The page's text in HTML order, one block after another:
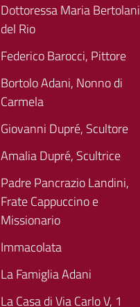
Dottoressa Maria Bertolani
del Rio
Federico Barocci, Pittore
Bortolo Adani, Nonno di
Carmela
Giovanni Dupré, Scultore
Amalia Dupré, Scultrice
Padre Pancrazio Landini,
Frate Cappuccino e
Missionario
Immacolata
La Famiglia Adani
La Casa di Via Carlo V, 1